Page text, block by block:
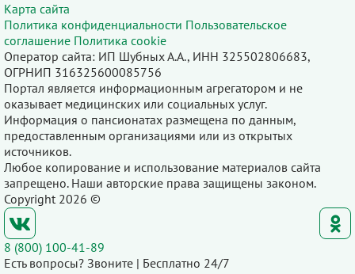
Карта сайта
Политика конфиденциальности Пользовательское
соглашение Политика cookie
Оператор сайта: ИП Шубных А.А., ИНН 325502806683,
ОГРНИП 316325600085756
Портал является информационным агрегатором и не
оказывает медицинских или социальных услуг.
Информация о пансионатах размещена по данным,
предоставленным организациями или из открытых
источников.
Любое копирование и использование материалов сайта
запрещено. Наши авторские права защищены законом.
Copyright 2026 ©
8 (800) 100-41-89
Есть вопросы? Звоните | Бесплатно 24/7